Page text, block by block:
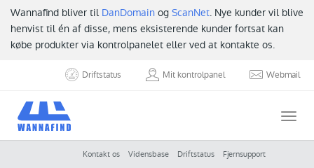
Wannafind bliver til DanDomain og ScanNet. Nye kunder vil blive
henvist til én af disse, mens eksisterende kunder fortsat kan
købe produkter via kontrolpanelet eller ved at kontakte os.
Driftstatus Mit kontrolpanel Webmail
Kontakt os Vidensbase Driftstatus Fjernsupport